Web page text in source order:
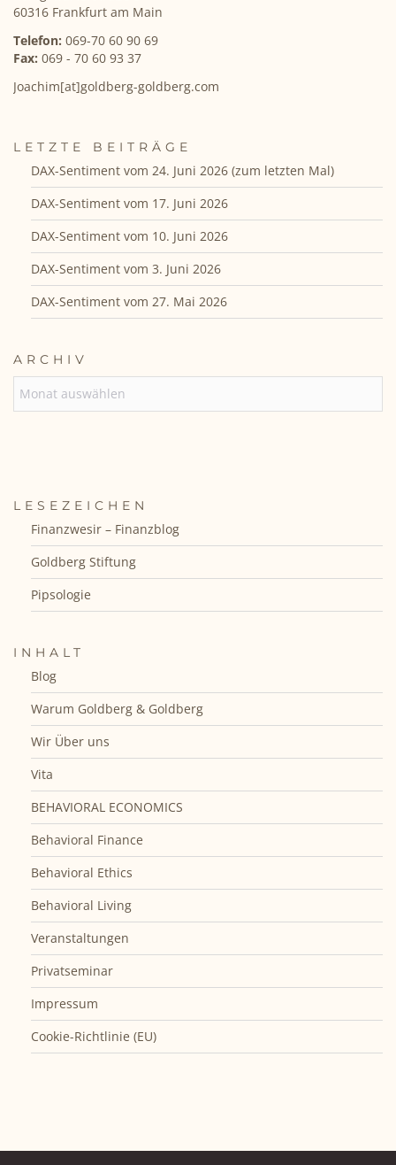
60316 Frankfurt am Main
Telefon: 069-70 60 90 69
Fax: 069 - 70 60 93 37
Joachim[at]goldberg-goldberg.com
LETZTE BEITRÄGE
DAX-Sentiment vom 24. Juni 2026 (zum letzten Mal)
DAX-Sentiment vom 17. Juni 2026
DAX-Sentiment vom 10. Juni 2026
DAX-Sentiment vom 3. Juni 2026
DAX-Sentiment vom 27. Mai 2026
ARCHIV
LESEZEICHEN
Finanzwesir – Finanzblog
Goldberg Stiftung
Pipsologie
INHALT
Blog
Warum Goldberg & Goldberg
Wir Über uns
Vita
BEHAVIORAL ECONOMICS
Behavioral Finance
Behavioral Ethics
Behavioral Living
Veranstaltungen
Privatseminar
Impressum
Cookie-Richtlinie (EU)